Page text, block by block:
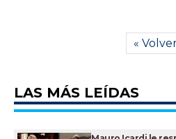
«
LAS MÁS LEÍDAS